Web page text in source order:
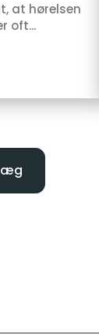
at hørelsen
oft...